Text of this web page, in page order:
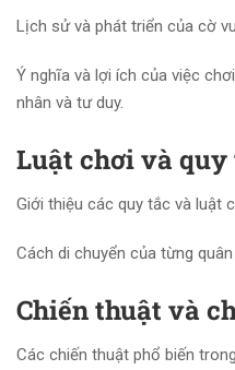
Lịch sử và phát triển của cờ
Ý nghĩa và lợi ích của việc
nhân và tư duy.
Luật chơi và quy
Giới thiệu các quy tắc và luật
Cách di chuyển của từng
Chiến thuật và
Các chiến thuật phổ biến